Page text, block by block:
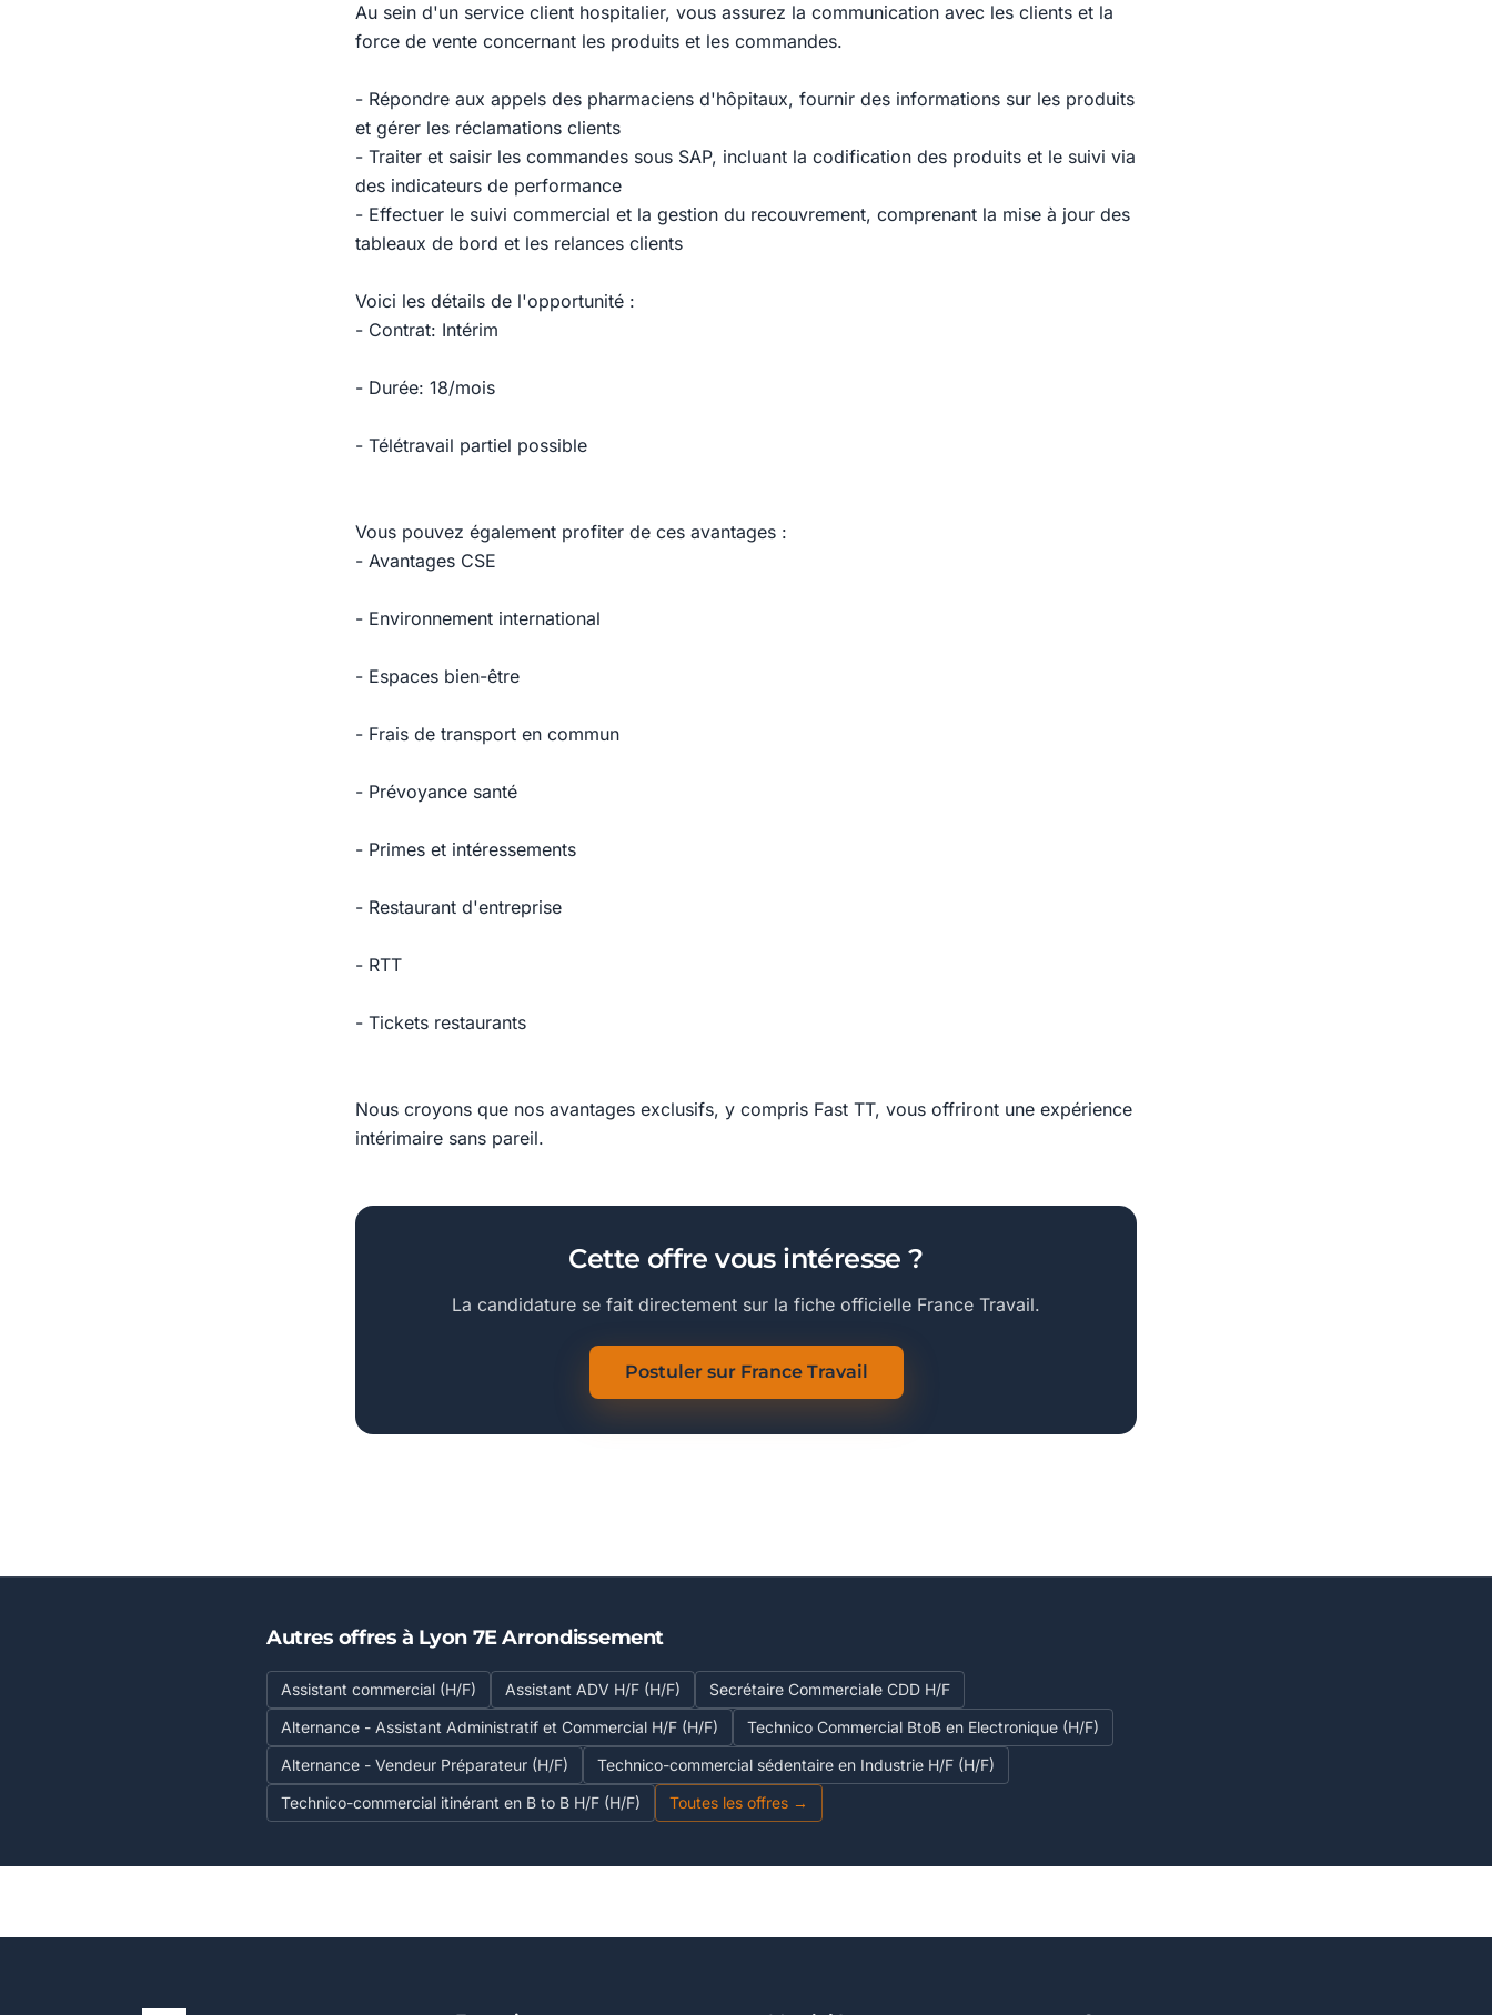
Au sein d'un service client hospitalier, vous assurez la communication avec les clients et la
force de vente concernant les produits et les commandes.
- Répondre aux appels des pharmaciens d'hôpitaux, fournir des informations sur les produits
et gérer les réclamations clients
- Traiter et saisir les commandes sous SAP, incluant la codification des produits et le suivi via
des indicateurs de performance
- Effectuer le suivi commercial et la gestion du recouvrement, comprenant la mise à jour des
tableaux de bord et les relances clients
Voici les détails de l'opportunité :
- Contrat: Intérim
- Durée: 18/mois
- Télétravail partiel possible
Vous pouvez également profiter de ces avantages :
- Avantages CSE
- Environnement international
- Espaces bien-être
- Frais de transport en commun
- Prévoyance santé
- Primes et intéressements
- Restaurant d'entreprise
- RTT
- Tickets restaurants
Nous croyons que nos avantages exclusifs, y compris Fast TT, vous offriront une expérience
intérimaire sans pareil.
Cette offre vous intéresse ?
La candidature se fait directement sur la fiche officielle France Travail.
Postuler sur France Travail
Autres offres à Lyon 7E Arrondissement
Assistant commercial (H/F) Assistant ADV H/F (H/F)
Secrétaire Commerciale CDD H/F
Alternance - Assistant Administratif et Commercial H/F (H/F)
Technico Commercial BtoB en Electronique (H/F)
Alternance - Vendeur Préparateur (H/F)
Technico-commercial sédentaire en Industrie H/F (H/F)
Technico-commercial itinérant en B to B H/F (H/F)
Toutes les offres →